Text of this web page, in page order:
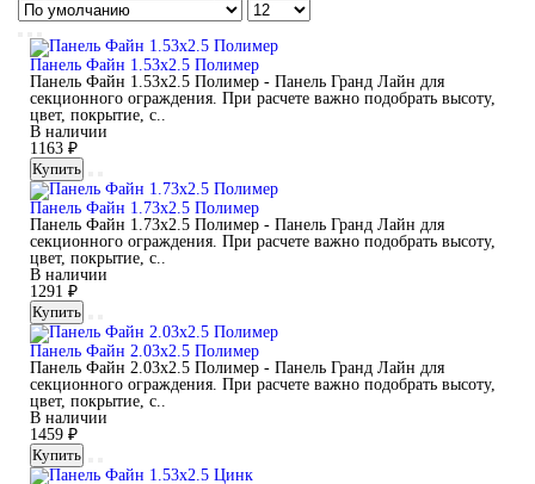
Панель Файн 1.53x2.5 Полимер
Панель Файн 1.53x2.5 Полимер - Панель Гранд Лайн для
секционного ограждения. При расчете важно подобрать высоту,
цвет, покрытие, с..
В наличии
1163 ₽
Купить
Панель Файн 1.73x2.5 Полимер
Панель Файн 1.73x2.5 Полимер - Панель Гранд Лайн для
секционного ограждения. При расчете важно подобрать высоту,
цвет, покрытие, с..
В наличии
1291 ₽
Купить
Панель Файн 2.03x2.5 Полимер
Панель Файн 2.03x2.5 Полимер - Панель Гранд Лайн для
секционного ограждения. При расчете важно подобрать высоту,
цвет, покрытие, с..
В наличии
1459 ₽
Купить